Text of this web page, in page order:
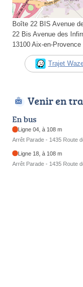
Boîte 22 BIS Avenue
22 Bis Avenue des
13100 Aix-en-Provence
Trajet
Venir en
En bus
Ligne 04, à 108 m
Arrêt Parade - 1435 Route
Ligne 18, à 108 m
Arrêt Parade - 1435 Route